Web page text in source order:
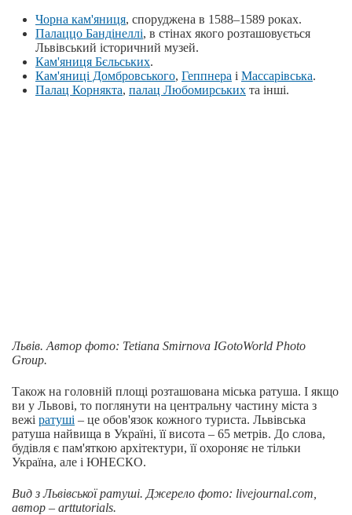
Чорна кам'яниця, споруджена в 1588–1589 роках.
Палаццо Бандінеллі, в стінах якого розташовується
Львівський історичний музей.
Кам'яниця Бєльських.
Кам'яниці Домбровського, Геппнера і Массарівська.
Палац Корнякта, палац Любомирських та інші.
Львів. Автор фото: Tetiana Smirnova IGotoWorld Photo
Group.
Також на головній площі розташована міська ратуша. І якщо
ви у Львові, то поглянути на центральну частину міста з
вежі ратуші – це обов'язок кожного туриста. Львівська
ратуша найвища в Україні, її висота – 65 метрів. До слова,
будівля є пам'яткою архітектури, її охороняє не тільки
Україна, але і ЮНЕСКО.
Вид з Львівської ратуші. Джерело фото: livejournal.com,
автор – arttutorials.